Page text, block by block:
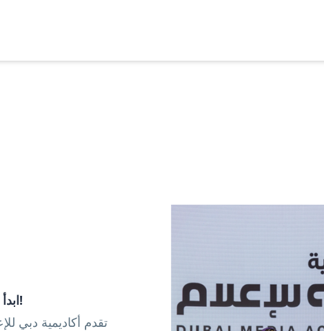
ابدأ رحلتك في الذكاء الاصطناعي اليوم – مجاناً ومن منزلك!
تقدم أكاديمية دبي